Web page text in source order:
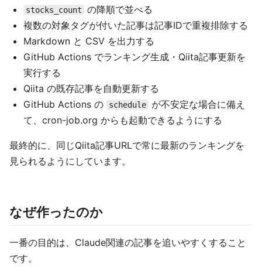
stocks_count
の降順で並べる
複数の対象タグが付いた記事は記事IDで重複排除する
Markdown と CSV を出力する
GitHub Actions でランキング生成・Qiita記事更新を
実行する
Qiita の既存記事を自動更新する
GitHub Actions の
schedule
が不安定な場合に備え
て、cron-job.org からも起動できるようにする
最終的に、同じQiita記事URLで常に最新のランキングを
見られるようにしています。
なぜ作ったのか
一番の目的は、Claude関連の記事を追いやすくすること
です。